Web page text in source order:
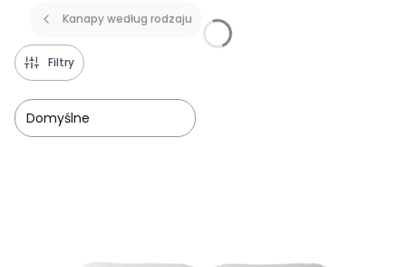
Kanapy według rodzaju
Filtry
Domyślne